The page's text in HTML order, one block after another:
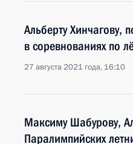
Альберту Хинчагову,
в соревнованиях по
27 августа 2021 года, 16:10
Максиму Шабурову,
Паралимпийских